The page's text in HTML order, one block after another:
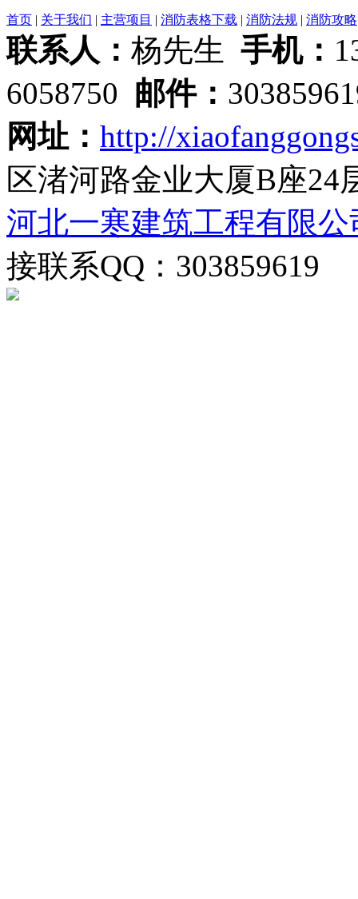
首页 | 关于我们 | 主营项目 | 消防表格下载 | 消防法规 | 消防攻略
联系人： 杨先生 手机：
6058750 邮件：
网址： http://
区渚河路金业大厦B座24
河北一寒建筑工程有限公
接联系QQ：303859619